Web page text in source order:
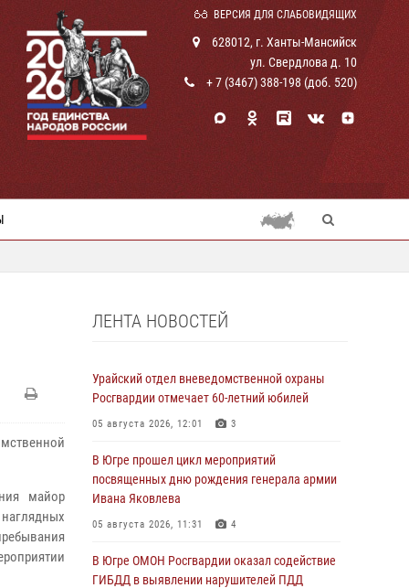
ВЕРСИЯ ДЛЯ СЛАБОВИДЯЩИХ
628012, г. Ханты-Мансийск
ул. Свердлова д. 10
+ 7 (3467) 388-198 (доб. 520)
майор
ЛЕНТА НОВОСТЕЙ
Урайский отдел вневедомственной охраны
Росгвардии отмечает 60-летний юбилей
05 августа 2026, 12:01 3
В Югре прошел цикл мероприятий
посвященных дню рождения генерала армии
Ивана Яковлева
05 августа 2026, 11:31 4
В Югре ОМОН Росгвардии оказал содействие
ГИБДД в выявлении нарушителей ПДД